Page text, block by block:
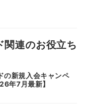
関連のお役立ち
の新規入会キャンペ
年7月最新】